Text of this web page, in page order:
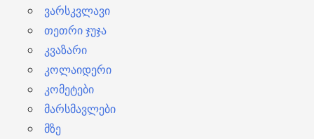
ვარსკვლავი
თეთრი ჯუჯა
კვაზარი
კოლაიდერი
კომეტები
მარსმავლები
მზე